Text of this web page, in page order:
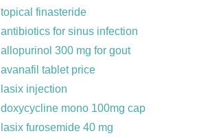
topical finasteride
antibiotics for sinus infection
allopurinol 300 mg for gout
avanafil tablet price
lasix injection
doxycycline mono 100mg cap
lasix furosemide 40 mg